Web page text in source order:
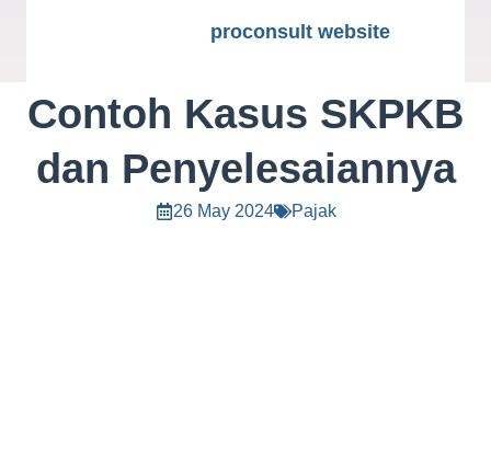
proconsult website
Contoh Kasus SKPKB
dan Penyelesaiannya
26 May 2024 Pajak